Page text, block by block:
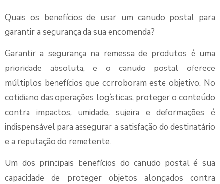
Quais os benefícios de usar um canudo postal para
garantir a segurança da sua encomenda?
Garantir a segurança na remessa de produtos é uma
prioridade absoluta, e o canudo postal oferece
múltiplos benefícios que corroboram este objetivo. No
cotidiano das operações logísticas, proteger o conteúdo
contra impactos, umidade, sujeira e deformações é
indispensável para assegurar a satisfação do destinatário
e a reputação do remetente.
Um dos principais benefícios do canudo postal é sua
capacidade de proteger objetos alongados contra